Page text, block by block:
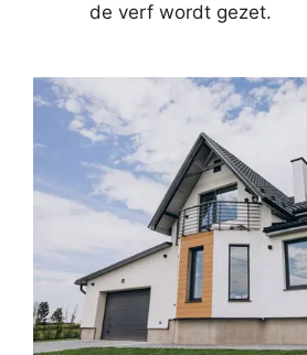
de verf wordt gezet.